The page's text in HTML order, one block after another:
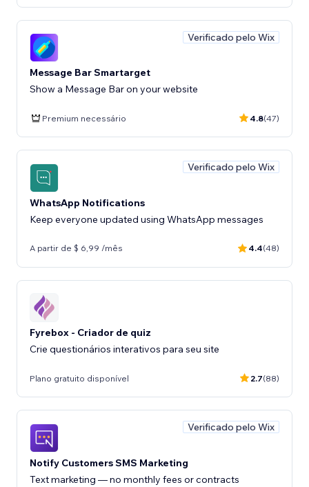
Verificado pelo Wix
Message Bar Smartarget
Show a Message Bar on your website
Premium necessário 4.8(47)
Verificado pelo Wix
WhatsApp Notifications
Keep everyone updated using WhatsApp messages
A partir de $ 6,99 /mês 4.4(48)
Fyrebox - Criador de quiz
Crie questionários interativos para seu site
Plano gratuito disponível 2.7(88)
Verificado pelo Wix
Notify Customers SMS Marketing
Text marketing — no monthly fees or contracts